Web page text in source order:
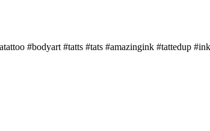
#bodyart #tatts #tats #amazingink #tattedup